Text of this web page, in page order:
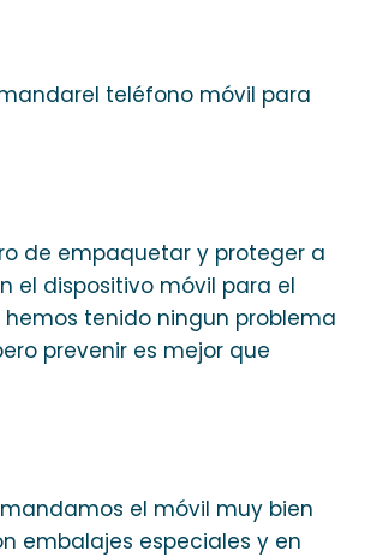
teléfono móvil para
de empaquetar y proteger a
el dispositivo móvil para el
tenido ningun problema
prevenir es mejor que
el móvil muy bien
embalajes especiales y en